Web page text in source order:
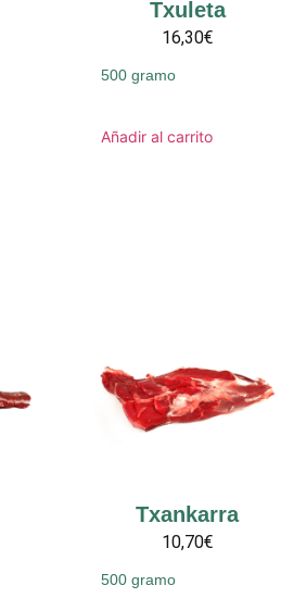
Txuleta
16,30€
500 gramo
Añadir al carrito
Txankarra
10,70€
500 gramo